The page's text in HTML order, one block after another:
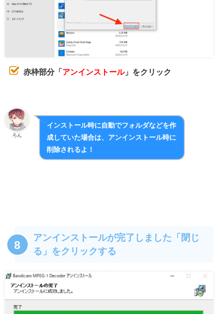
赤枠部分「アンインストール」をクリック
ろん
インストール時に自動でフォルダなどを作
成していた場合は、アンインストール時に
削除されるよ！
8
アンインストールが完了しました「閉じ
る」をクリックする